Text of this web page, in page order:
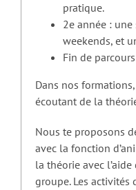
pratique.
2e année :
weekends, et
Fin de
Dans nos formations,
écoutant de la
Nous te proposons
avec la fonction
la théorie avec
groupe. Les